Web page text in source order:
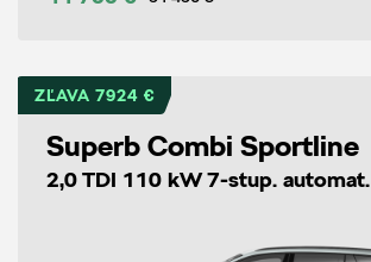
ZĽAVA 7924 €
Superb Combi Sportline
2,0 TDI 110 kW 7-stup. automat.